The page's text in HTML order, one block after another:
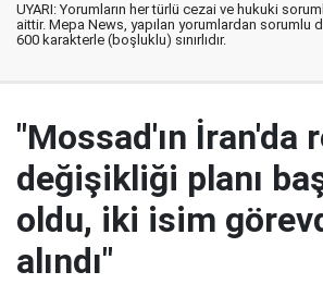
UYARI: Yorumların her türlü cezai ve hukuki
aittir. Mepa News, yapılan yorumlardan sorumlu
600 karakterle (boşluklu) sınırlıdır.
"Mossad'ın İran'da
değişikliği planı
oldu, iki isim
alındı"